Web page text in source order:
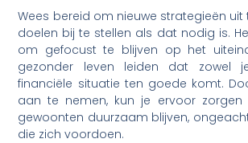
Wees bereid om nieuwe strategieën
doelen bij te stellen als dat nodig is.
om gefocust te blijven op het
gezonder leven leiden dat zowel
financiële situatie ten goede komt.
aan te nemen, kun je ervoor
gewoonten duurzaam blijven,
die zich voordoen.